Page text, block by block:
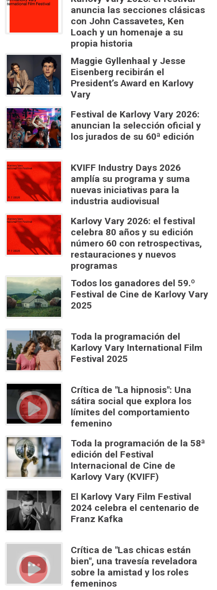
anuncia las secciones clásicas
con John Cassavetes, Ken
Loach y un homenaje a su
propia historia
Maggie Gyllenhaal y Jesse
Eisenberg recibirán el
President’s Award en Karlovy
Vary
Festival de Karlovy Vary 2026:
anuncian la selección oficial y
los jurados de su 60ª edición
KVIFF Industry Days 2026
amplía su programa y suma
nuevas iniciativas para la
industria audiovisual
Karlovy Vary 2026: el festival
celebra 80 años y su edición
número 60 con retrospectivas,
restauraciones y nuevos
programas
Todos los ganadores del 59.º
Festival de Cine de Karlovy Vary
2025
Toda la programación del
Karlovy Vary International Film
Festival 2025
Crítica de "La hipnosis": Una
sátira social que explora los
límites del comportamiento
femenino
Toda la programación de la 58ª
edición del Festival
Internacional de Cine de
Karlovy Vary (KVIFF)
El Karlovy Vary Film Festival
2024 celebra el centenario de
Franz Kafka
Crítica de "Las chicas están
bien", una travesía reveladora
sobre la amistad y los roles
femeninos